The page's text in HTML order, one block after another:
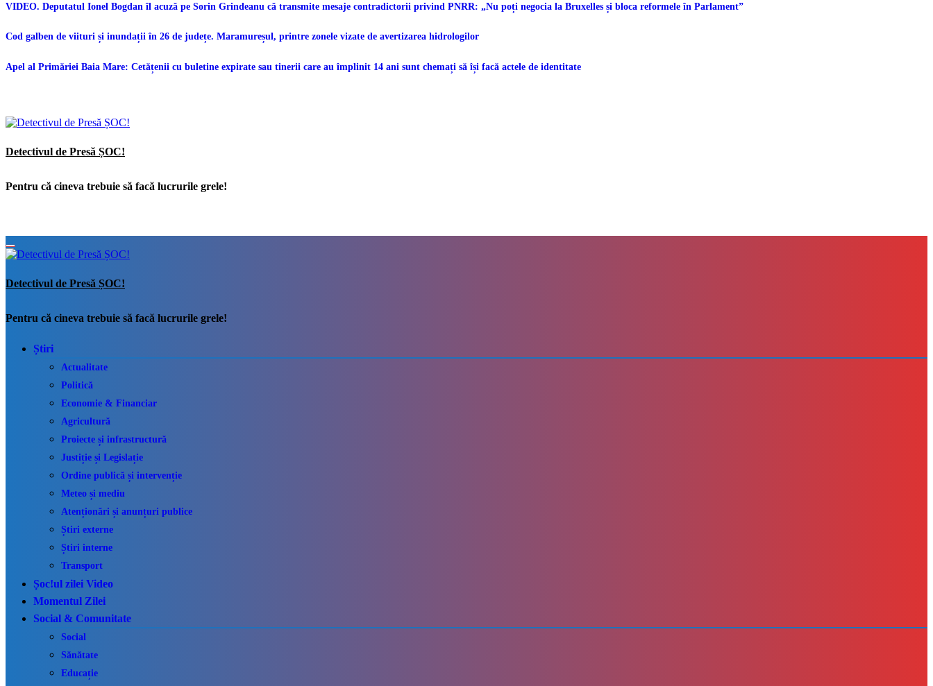
VIDEO. Deputatul Ionel Bogdan îl acuză pe Sorin Grindeanu că transmite mesaje contradictorii privind PNRR: „Nu poți negocia la Bruxelles și bloca reformele în Parlament”
Cod galben de viituri și inundații în 26 de județe. Maramureșul, printre zonele vizate de avertizarea hidrologilor
Apel al Primăriei Baia Mare: Cetățenii cu buletine expirate sau tinerii care au împlinit 14 ani sunt chemați să își facă actele de identitate
Detectivul de Presă ȘOC!
Pentru că cineva trebuie să facă lucrurile grele!
Detectivul de Presă ȘOC!
Pentru că cineva trebuie să facă lucrurile grele!
Știri
Actualitate
Politică
Economie & Financiar
Agricultură
Proiecte și infrastructură
Justiție și Legislație
Ordine publică și intervenție
Meteo și mediu
Atenționări și anunțuri publice
Știri externe
Știri interne
Transport
Șoc!ul zilei Video
Momentul Zilei
Social & Comunitate
Social
Sănătate
Educație